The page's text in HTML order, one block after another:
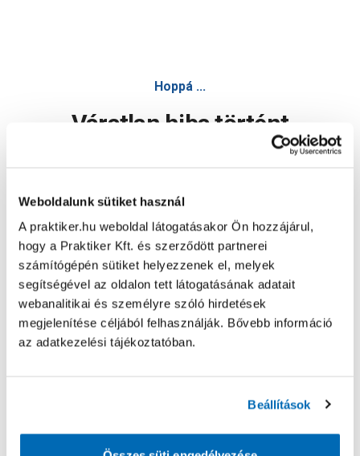
Weboldalunk sütiket használ
A praktiker.hu weboldal látogatásakor Ön hozzájárul,
hogy a Praktiker Kft. és szerződött partnerei
számítógépén sütiket helyezzenek el, melyek
segítségével az oldalon tett látogatásának adatait
webanalitikai és személyre szóló hirdetések
megjelenítése céljából felhasználják. Bővebb információ
az adatkezelési tájékoztatóban.
Beállítások
Hoppá ...
Váratlan hiba történt
Oldal újratöltése